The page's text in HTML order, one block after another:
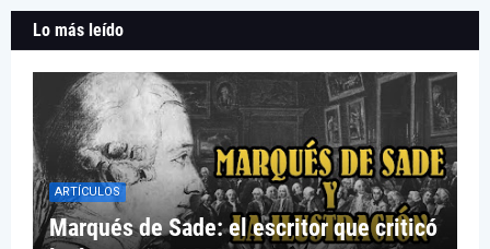
Lo más leído
ARTÍCULOS
Marqués de Sade: el escritor que criticó